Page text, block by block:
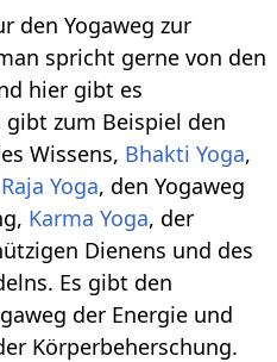
den Yogaweg zur
spricht gerne von den
hier gibt es
gibt zum Beispiel den
Wissens, Bhakti Yoga,
Raja Yoga, den Yogaweg
Karma Yoga, der
Dienens und des
Es gibt den
der Energie und
Körperbeherschung.